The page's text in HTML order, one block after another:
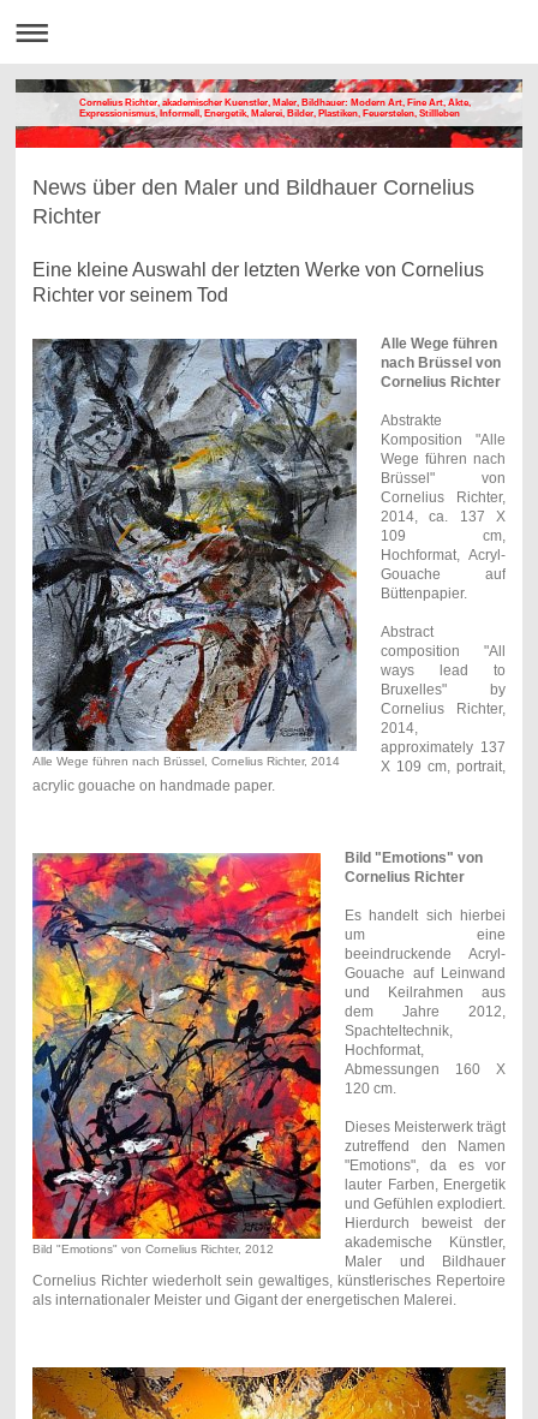
Cornelius Richter, akademischer Kuenstler, Maler, Bildhauer: Modern Art, Fine Art, Akte,
Expressionismus, Informell, Energetik, Malerei, Bilder, Plastiken, Feuerstelen, Stillleben
News über den Maler und Bildhauer Cornelius
Richter
Eine kleine Auswahl der letzten Werke von Cornelius
Richter vor seinem Tod
Alle Wege führen nach Brüssel, Cornelius Richter, 2014
Alle Wege führen
nach Brüssel von
Cornelius Richter
Abstrakte
Komposition "Alle
Wege führen nach
Brüssel" von
Cornelius Richter,
2014, ca. 137 X
109 cm,
Hochformat, Acryl-
Gouache auf
Büttenpapier.
Abstract
composition "All
ways lead to
Bruxelles" by
Cornelius Richter,
2014,
approximately 137
X 109 cm, portrait,
acrylic gouache on handmade paper.
Bild "Emotions" von Cornelius Richter, 2012
Bild "Emotions" von
Cornelius Richter
Es handelt sich hierbei
um eine
beeindruckende Acryl-
Gouache auf Leinwand
und Keilrahmen aus
dem Jahre 2012,
Spachteltechnik,
Hochformat,
Abmessungen 160 X
120 cm.
Dieses Meisterwerk trägt
zutreffend den Namen
"Emotions", da es vor
lauter Farben, Energetik
und Gefühlen explodiert.
Hierdurch beweist der
akademische Künstler,
Maler und Bildhauer
Cornelius Richter wiederholt sein gewaltiges, künstlerisches Repertoire
als internationaler Meister und Gigant der energetischen Malerei.